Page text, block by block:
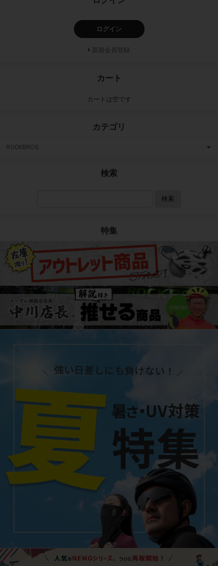
ログイン
新規会員登録
カート
カートは空です
カテゴリ
ROCKBROS
検索
検索
特集